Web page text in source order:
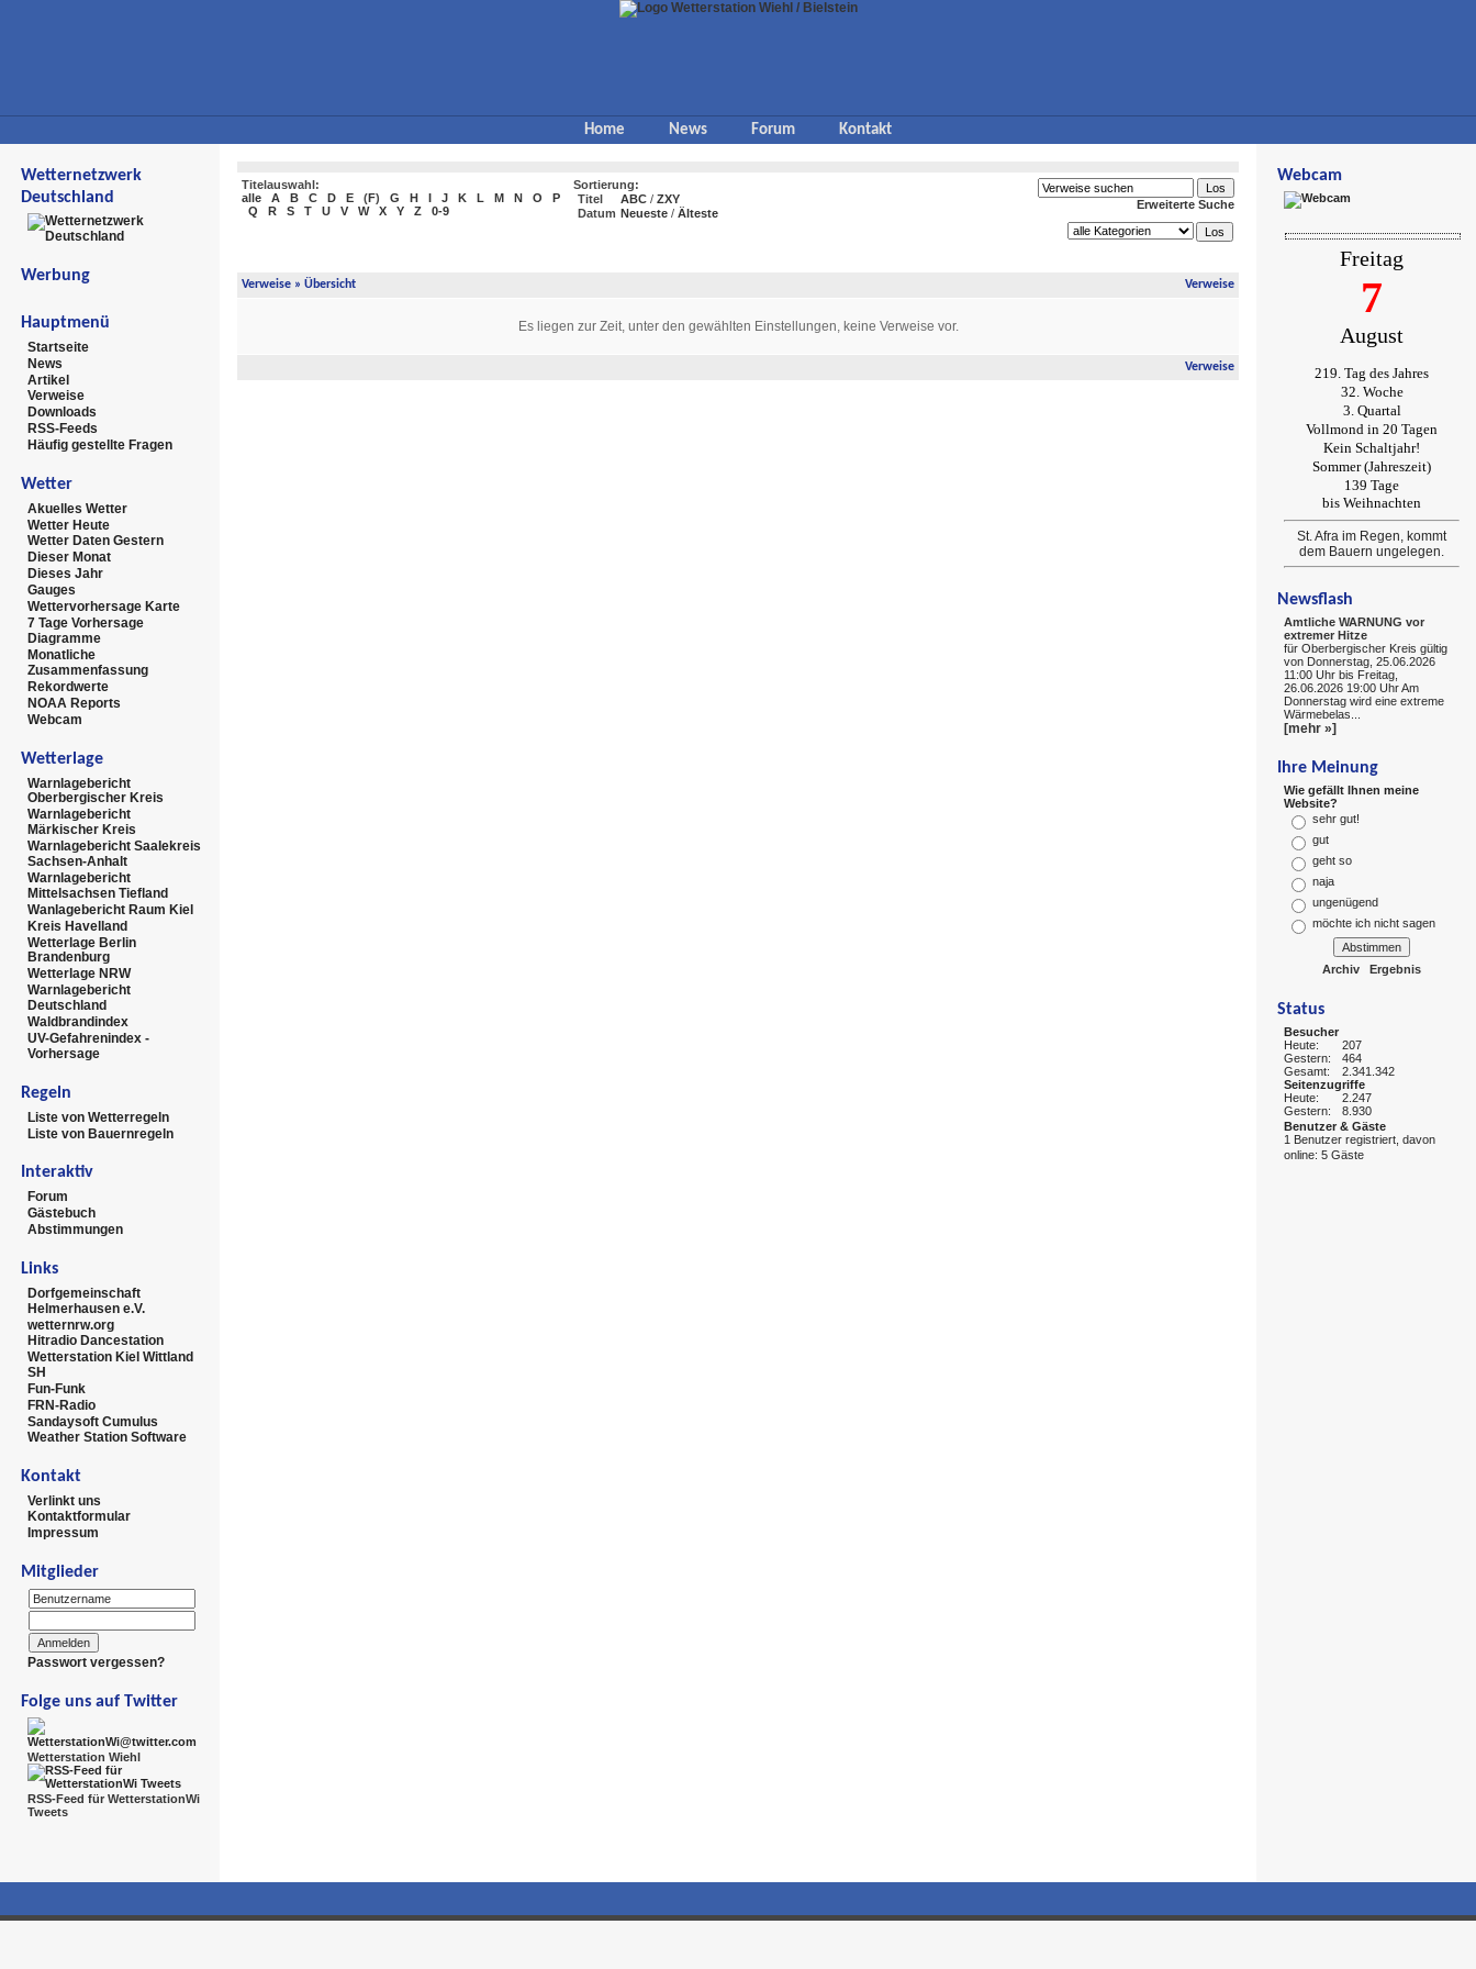
Home News Forum Kontakt
Wetternetzwerk
Deutschland
Werbung
Hauptmenü
Startseite
News
Artikel
Verweise
Downloads
RSS-Feeds
Häufig gestellte Fragen
Wetter
Akuelles Wetter
Wetter Heute
Wetter Daten Gestern
Dieser Monat
Dieses Jahr
Gauges
Wettervorhersage Karte
7 Tage Vorhersage
Diagramme
Monatliche
Zusammenfassung
Rekordwerte
NOAA Reports
Webcam
Wetterlage
Warnlagebericht
Oberbergischer Kreis
Warnlagebericht
Märkischer Kreis
Warnlagebericht Saalekreis
Sachsen-Anhalt
Warnlagebericht
Mittelsachsen Tiefland
Wanlagebericht Raum Kiel
Kreis Havelland
Wetterlage Berlin
Brandenburg
Wetterlage NRW
Warnlagebericht
Deutschland
Waldbrandindex
UV-Gefahrenindex -
Vorhersage
Regeln
Liste von Wetterregeln
Liste von Bauernregeln
Interaktiv
Forum
Gästebuch
Abstimmungen
Links
Dorfgemeinschaft
Helmerhausen e.V.
wetternrw.org
Hitradio Dancestation
Wetterstation Kiel Wittland
SH
Fun-Funk
FRN-Radio
Sandaysoft Cumulus
Weather Station Software
Kontakt
Verlinkt uns
Kontaktformular
Impressum
Mitglieder
Passwort vergessen?
Folge uns auf Twitter
Wetterstation Wiehl
RSS-Feed für WetterstationWi
Tweets
Titelauswahl:
alle
A B C D E (F) G H I J K L M N O
P
Q
R S T U V W X Y Z 0-9
Sortierung:
Titel
ABC / ZXY
Datum Neueste / Älteste
Erweiterte Suche
Verweise » Übersicht Verweise
Es liegen zur Zeit, unter den gewählten Einstellungen, keine Verweise vor.
Verweise
Webcam
Freitag
7
August
219. Tag des Jahres
32. Woche
3. Quartal
Vollmond in 20 Tagen
Kein Schaltjahr!
Sommer (Jahreszeit)
139 Tage
bis Weihnachten
St. Afra im Regen, kommt
dem Bauern ungelegen.
Newsflash
Amtliche WARNUNG vor
extremer Hitze
für Oberbergischer Kreis gültig
von Donnerstag, 25.06.2026
11:00 Uhr bis Freitag,
26.06.2026 19:00 Uhr Am
Donnerstag wird eine extreme
Wärmebelas...
[mehr »]
Ihre Meinung
Wie gefällt Ihnen meine
Website?
sehr gut!
gut
geht so
naja
ungenügend
möchte ich nicht sagen
Archiv Ergebnis
Status
Besucher
Heute:
207
Gestern:
464
Gesamt:
2.341.342
Seitenzugriffe
Heute:
2.247
Gestern:
8.930
Benutzer & Gäste
1 Benutzer registriert, davon
online: 5 Gäste